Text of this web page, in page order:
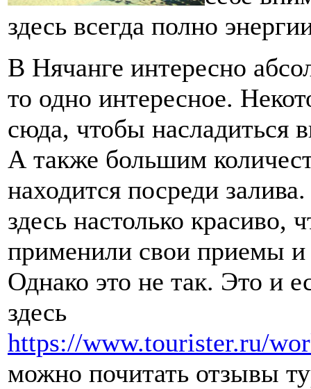
здесь всегда полно
В Нячанге интересно
то одно интересное.
сюда, чтобы насладиться
А также большим
находится посреди
здесь настолько красиво,
применили свои приемы и
Однако это не так. Это и
здесь
https://www.tourister.ru/
можно почитать отзывы